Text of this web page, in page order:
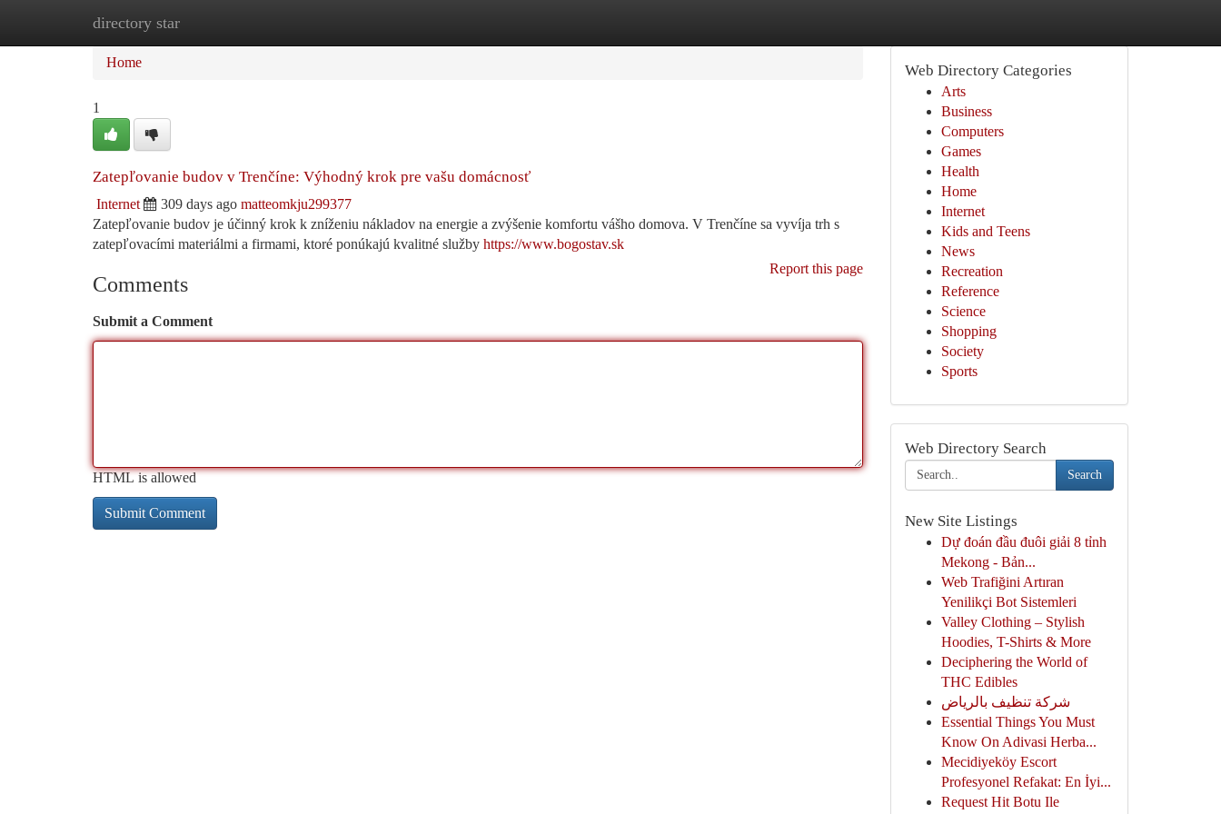
directory star
Home
Home
1
Zatepľovanie budov v Trenčíne: Výhodný krok pre vašu domácnosť
Internet 309 days ago matteomkju299377
Zatepľovanie budov je účinný krok k zníženiu nákladov na energie a zvýšenie komfortu vášho domova. V Trenčíne sa vyvíja trh s
zatepľovacími materiálmi a firmami, ktoré ponúkajú kvalitné služby https://www.bogostav.sk
Report this page
Comments
Submit a Comment
HTML is allowed
Web Directory Categories
Arts
Business
Computers
Games
Health
Home
Internet
Kids and Teens
News
Recreation
Reference
Science
Shopping
Society
Sports
Web Directory Search
Search
New Site Listings
Dự đoán đầu đuôi giải 8 tỉnh
Mekong - Bản...
Web Trafiğini Artıran
Yenilikçi Bot Sistemleri
Valley Clothing – Stylish
Hoodies, T-Shirts & More
Deciphering the World of
THC Edibles
شركة تنظيف بالرياض
Essential Things You Must
Know On Adivasi Herba...
Mecidiyeköy Escort
Profesyonel Refakat: En İyi...
Request Hit Botu Ile